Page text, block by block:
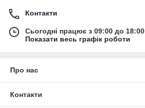
Контакти
Сьогодні працює з 09:00 до 18:00
Показати весь графік роботи
Про нас
Контакти